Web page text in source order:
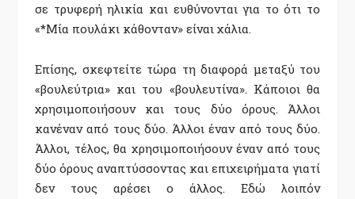
σε τρυφερή ηλικία και ευθύνονται για το ότι το
«*Μία πουλάκι κάθονταν» είναι χάλια.
Επίσης, σκεφτείτε τώρα τη διαφορά μεταξύ του
«βουλεύτρια» και του «βουλευτίνα». Κάποιοι θα
χρησιμοποιήσουν και τους δύο όρους. Άλλοι
κανέναν από τους δύο. Άλλοι έναν από τους δύο.
Άλλοι, τέλος, θα χρησιμοποιήσουν έναν από τους
δύο όρους αναπτύσσοντας και επιχειρήματα γιατί
δεν τους αρέσει ο άλλος. Εδώ λοιπόν